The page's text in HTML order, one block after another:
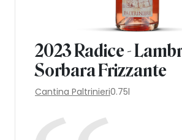
2023 Radice -
Sorbara Frizzante
Cantina Paltrinieri0.75l